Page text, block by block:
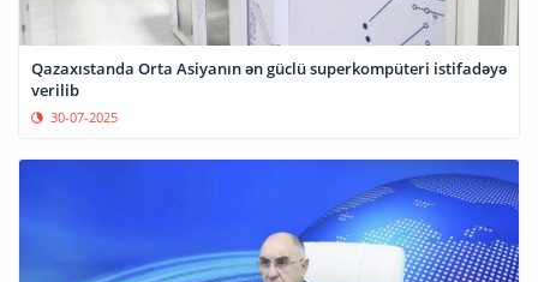
Qazaxıstanda Orta Asiyanın ən güclü superkompüteri istifadəyə
verilib
30-07-2025